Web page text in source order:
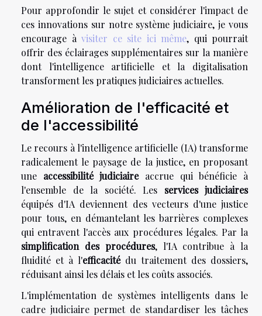
Pour approfondir le sujet et considérer l'impact de
ces innovations sur notre système judiciaire, je vous
encourage à visiter ce site ici même, qui pourrait
offrir des éclairages supplémentaires sur la manière
dont l'intelligence artificielle et la digitalisation
transforment les pratiques judiciaires actuelles.
Amélioration de l'efficacité et
de l'accessibilité
Le recours à l'intelligence artificielle (IA) transforme
radicalement le paysage de la justice, en proposant
une accessibilité judiciaireaccrue qui bénéficie à
l'ensemble de la société. Les services judiciaires
équipés d'IA deviennent des vecteurs d'une justice
pour tous, en démantelant les barrières complexes
qui entravent l'accès aux procédures légales. Par la
simplification des procédures, l'IA contribue à la
fluidité et à l'efficacitédu traitement des dossiers,
réduisant ainsi les délais et les coûts associés.
L'implémentation de systèmes intelligents dans le
cadre judiciaire permet de standardiser les tâches